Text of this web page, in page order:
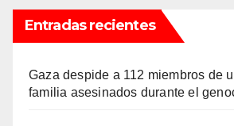
Entradas recientes
Gaza despide a 112 miembros de
familia asesinados durante el